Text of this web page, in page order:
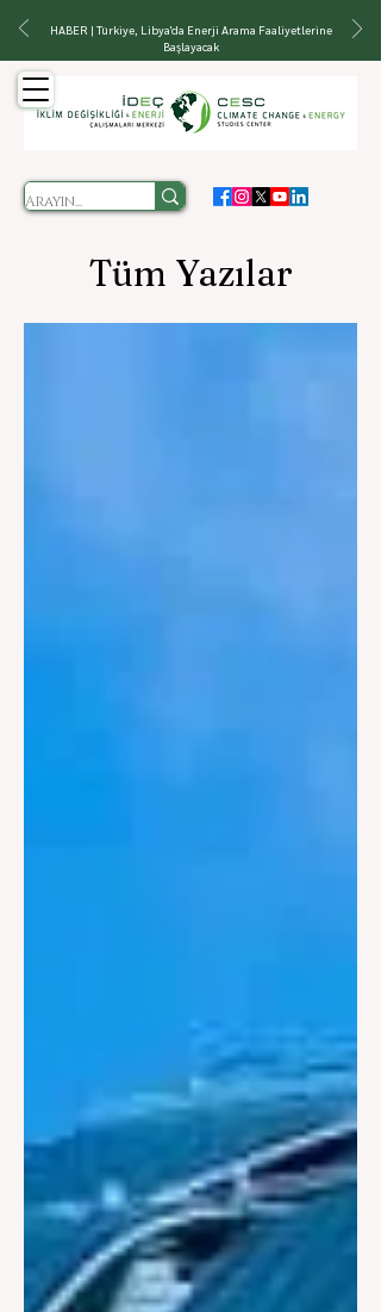
HABER | Türkiye, Libya'da Enerji Arama Faaliyetlerine
Başlayacak
Tüm Yazılar